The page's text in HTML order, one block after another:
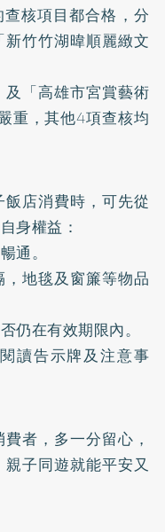
核項目都合格，分
竹竹湖暐順麗緻文
「高雄市宮賞藝術
重，其他4項查核均
店消費時，可先從
身權益：
通。
地毯及窗簾等物品
仍在有效期限內。
讀告示牌及注意事
者，多一分留心，
子同遊就能平安又